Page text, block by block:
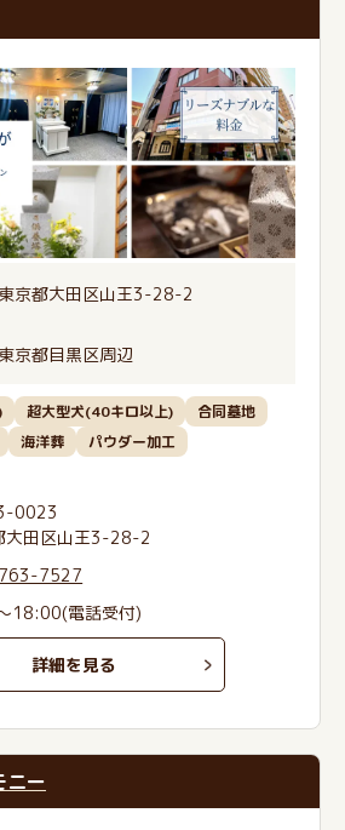
東京都大田区山王3-28-2
東京都目黒区周辺
超大型犬(40キロ以上)
合同墓地
海洋葬
パウダー加工
0023
大田区山王3-28-2
7527
18:00(電話受付)
詳細を見る
ニー